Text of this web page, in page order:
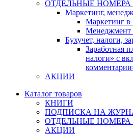
ОТДЕЛЬНЫЕ
Маркетинг,
Маркетинг в
Менеджмент
Бухучет, налоги,
Заработная
налоги» с
АКЦИИ
Каталог товаров
КНИГИ
ПОДПИСКА НА
ОТДЕЛЬНЫЕ
АКЦИИ